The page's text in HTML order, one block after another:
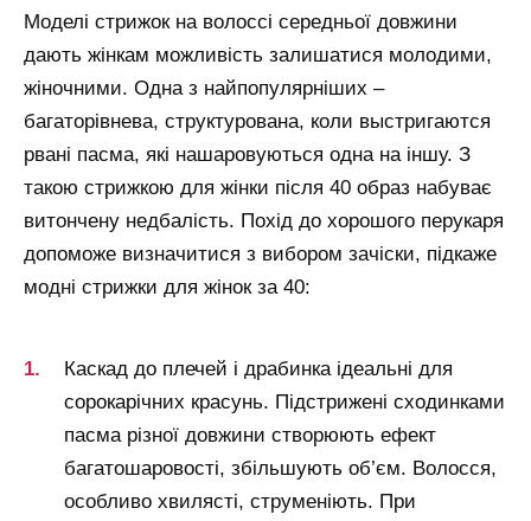
Моделі стрижок на волоссі середньої довжини
дають жінкам можливість залишатися молодими,
жіночними. Одна з найпопулярніших –
багаторівнева, структурована, коли выстригаются
рвані пасма, які нашаровуються одна на іншу. З
такою стрижкою для жінки після 40 образ набуває
витончену недбалість. Похід до хорошого перукаря
допоможе визначитися з вибором зачіски, підкаже
модні стрижки для жінок за 40:
Каскад до плечей і драбинка ідеальні для
сорокарічних красунь. Підстрижені сходинками
пасма різної довжини створюють ефект
багатошаровості, збільшують об’єм. Волосся,
особливо хвилясті, струменіють. При